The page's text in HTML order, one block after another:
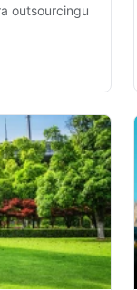
outsourcingu